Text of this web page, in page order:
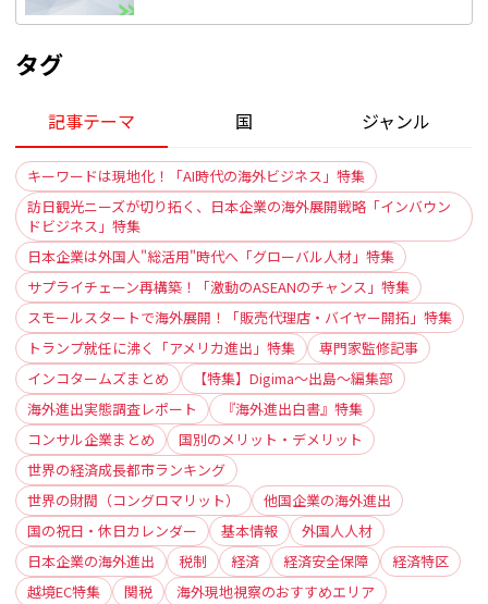
タグ
記事テーマ 国 ジャンル
キーワードは現地化！「AI時代の海外ビジネス」特集
訪日観光ニーズが切り拓く、日本企業の海外展開戦略「インバウン
ドビジネス」特集
日本企業は外国人"総活用"時代へ「グローバル人材」特集
サプライチェーン再構築！「激動のASEANのチャンス」特集
スモールスタートで海外展開！「販売代理店・バイヤー開拓」特集
トランプ就任に沸く「アメリカ進出」特集
専門家監修記事
インコタームズまとめ
【特集】Digima〜出島〜編集部
海外進出実態調査レポート
『海外進出白書』特集
コンサル企業まとめ
国別のメリット・デメリット
世界の経済成長都市ランキング
世界の財閥（コングロマリット）
他国企業の海外進出
国の祝日・休日カレンダー
基本情報
外国人人材
日本企業の海外進出
税制 経済 経済安全保障
経済特区
越境EC特集
関税 海外現地視察のおすすめエリア